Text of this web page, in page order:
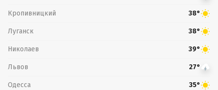
Кропивницкий 38°
Луганск 38°
Николаев 39°
Львов 27°
Одесса 35°